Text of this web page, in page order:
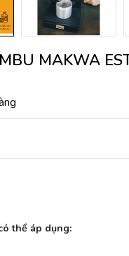
MAKWA
thể áp dụng: